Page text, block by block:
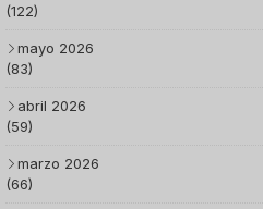
(122)
mayo 2026
(83)
abril 2026
(59)
marzo 2026
(66)